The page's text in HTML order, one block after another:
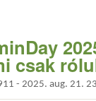
csak
- 2025. aug. 21.